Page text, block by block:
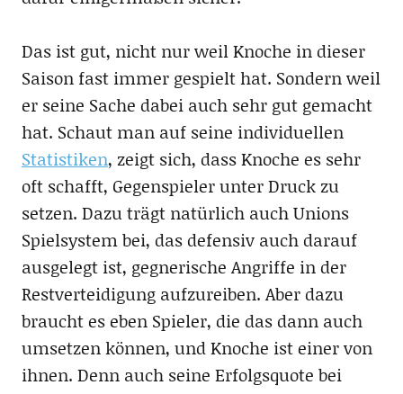
Das ist gut, nicht nur weil Knoche in dieser
Saison fast immer gespielt hat. Sondern weil
er seine Sache dabei auch sehr gut gemacht
hat. Schaut man auf seine individuellen
Statistiken, zeigt sich, dass Knoche es sehr
oft schafft, Gegenspieler unter Druck zu
setzen. Dazu trägt natürlich auch Unions
Spielsystem bei, das defensiv auch darauf
ausgelegt ist, gegnerische Angriffe in der
Restverteidigung aufzureiben. Aber dazu
braucht es eben Spieler, die das dann auch
umsetzen können, und Knoche ist einer von
ihnen. Denn auch seine Erfolgsquote bei